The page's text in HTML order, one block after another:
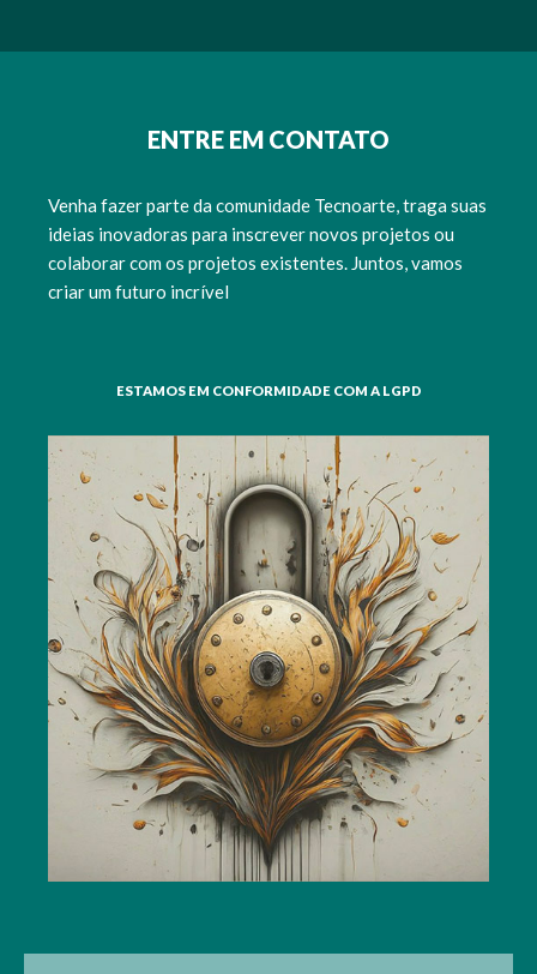
ENTRE EM CONTATO
Venha fazer parte da comunidade Tecnoarte, traga suas
ideias inovadoras para inscrever novos projetos ou
colaborar com os projetos existentes. Juntos, vamos
criar um futuro incrível
ESTAMOS EM CONFORMIDADE COM A LGPD